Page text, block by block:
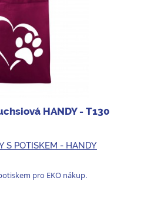
HANDY - T130
S POTISKEM - HANDY
pro EKO nákup.